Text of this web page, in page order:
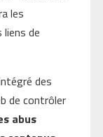
les
de
des
de contrôler
abus